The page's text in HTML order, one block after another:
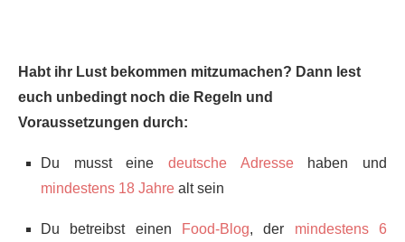
Habt ihr Lust bekommen mitzumachen? Dann lest
euch unbedingt noch die Regeln und
Voraussetzungen durch:
Du musst eine deutsche Adressehaben und
mindestens 18 Jahre alt sein
Du betreibst einen Food-Blog, der mindestens 6